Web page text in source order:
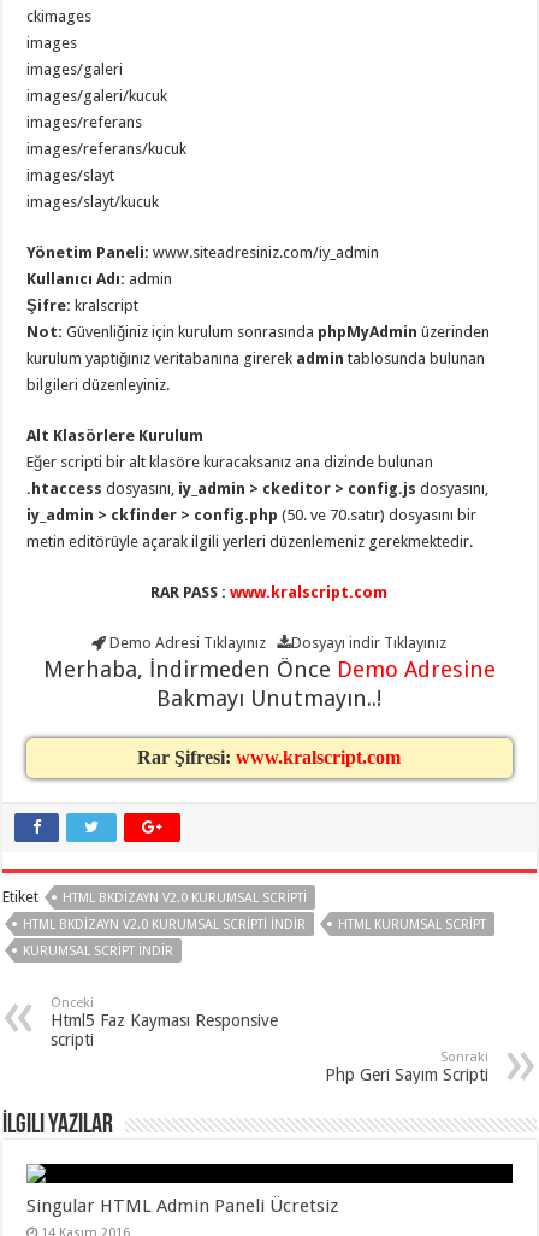
ckimages
images
images/galeri
images/galeri/kucuk
images/referans
images/referans/kucuk
images/slayt
images/slayt/kucuk
Yönetim Paneli: www.siteadresiniz.com/iy_admin
Kullanıcı Adı: admin
Şifre: kralscript
Not: Güvenliğiniz için kurulum sonrasında phpMyAdmin üzerinden
kurulum yaptığınız veritabanına girerek admin tablosunda bulunan
bilgileri düzenleyiniz.
Alt Klasörlere Kurulum
Eğer scripti bir alt klasöre kuracaksanız ana dizinde bulunan
.htaccess dosyasını, iy_admin > ckeditor > config.js dosyasını,
iy_admin > ckfinder > config.php (50. ve 70.satır) dosyasını bir
metin editörüyle açarak ilgili yerleri düzenlemeniz gerekmektedir.
RAR PASS :www.kralscript.com
Demo Adresi Tıklayınız Dosyayı indir Tıklayınız
Merhaba, İndirmeden Önce Demo Adresine
Bakmayı Unutmayın..!
Rar Şifresi:www.kralscript.com
Etiket
HTML BKDIZAYN V2.0 KURUMSAL SCRIPTI
HTML BKDIZAYN V2.0 KURUMSAL SCRIPTI INDIR
HTML KURUMSAL SCRIPT
KURUMSAL SCRIPT INDIR
Önceki
Html5 Faz Kayması Responsive
scripti
Sonraki
Php Geri Sayım Scripti
İlgili Yazılar
Singular HTML Admin Paneli Ücretsiz
14 Kasım 2016